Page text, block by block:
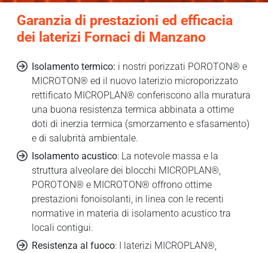
Garanzia di prestazioni ed efficacia
dei laterizi Fornaci di Manzano
Isolamento termico: i nostri porizzati POROTON® e
MICROTON® ed il nuovo laterizio microporizzato
rettificato MICROPLAN® conferiscono alla muratura
una buona resistenza termica abbinata a ottime
doti di inerzia termica (smorzamento e sfasamento)
e di salubrità ambientale.
Isolamento acustico: La notevole massa e la
struttura alveolare dei blocchi MICROPLAN®,
POROTON® e MICROTON® offrono ottime
prestazioni fonoisolanti, in linea con le recenti
normative in materia di isolamento acustico tra
locali contigui.
Resistenza al fuoco: I laterizi MICROPLAN®,